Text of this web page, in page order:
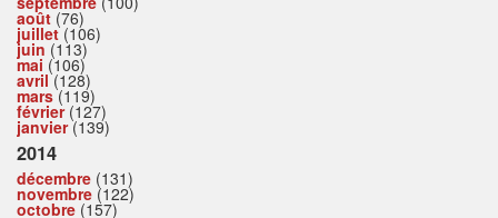
août (76)
juillet(106)
juin (113)
mai (106)
avril(128)
mars(119)
février(127)
janvier(139)
2014
décembre (131)
novembre (122)
octobre (157)